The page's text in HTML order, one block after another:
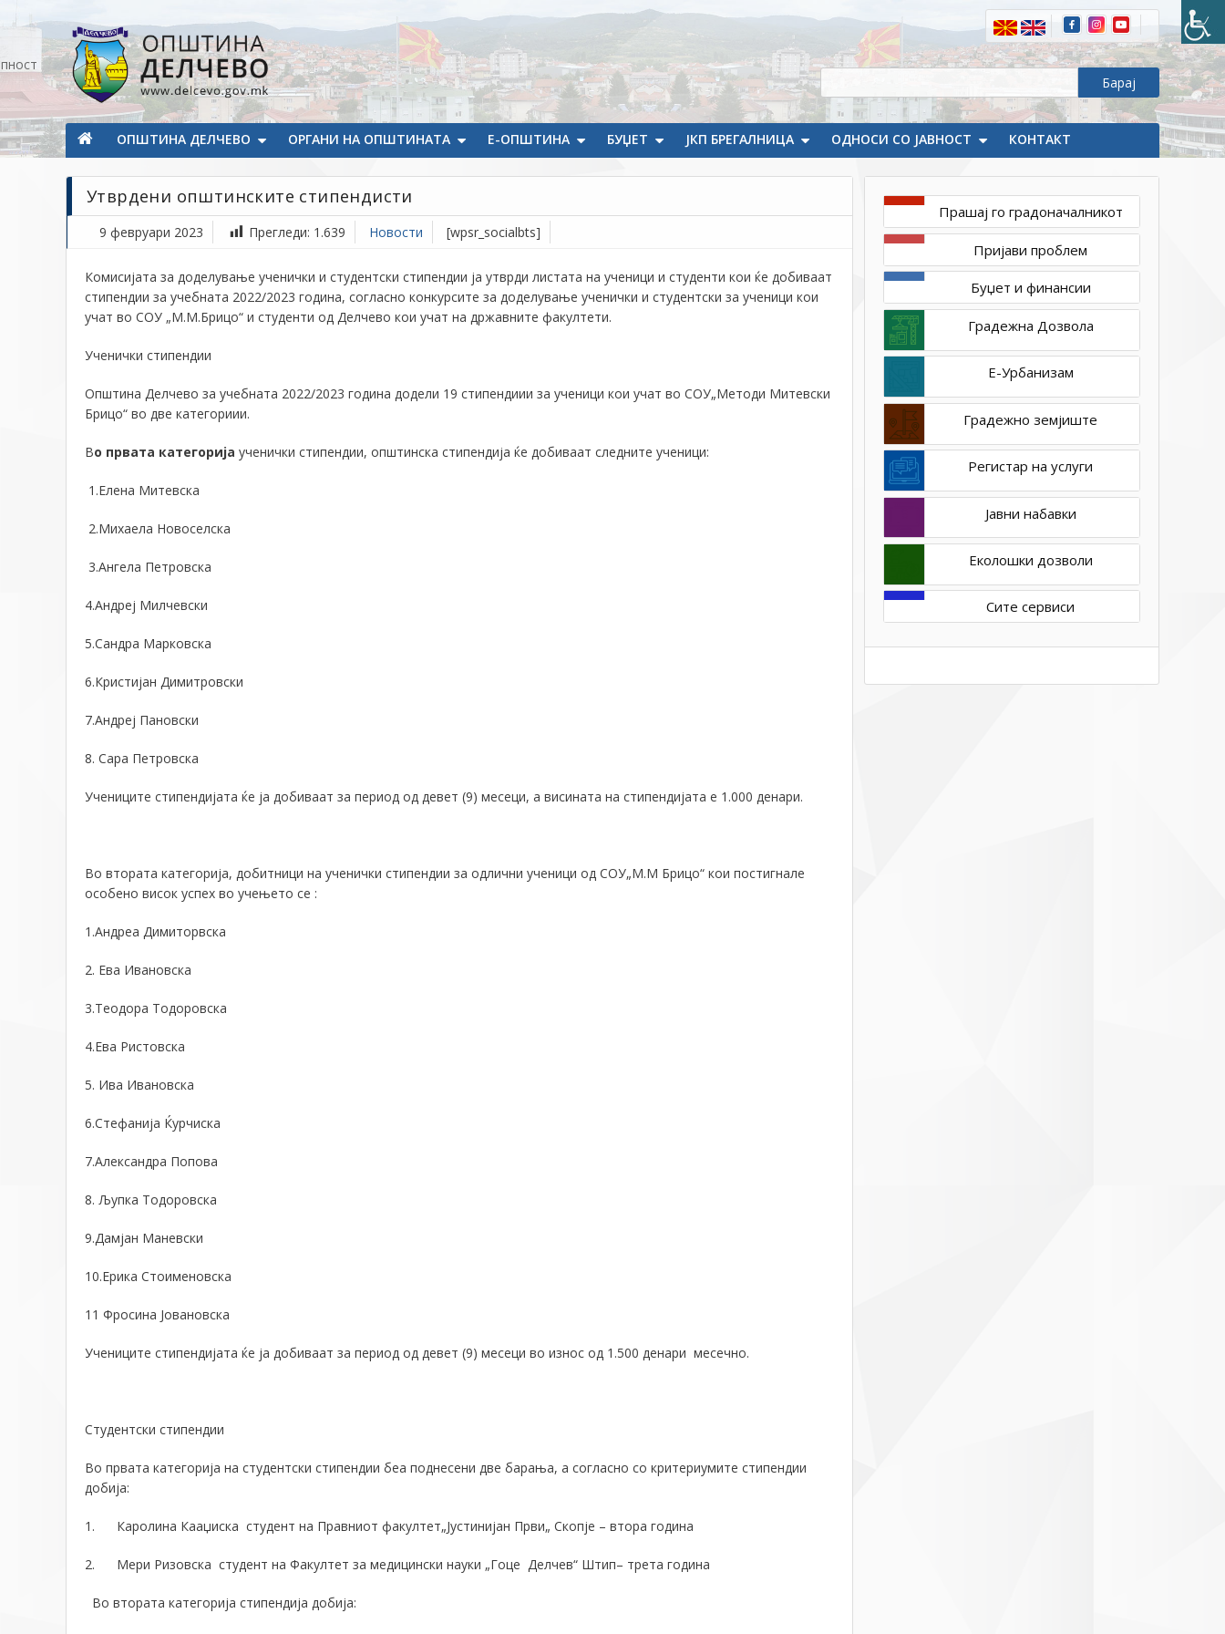
Општина Делчево
Општина Делчево
ОПШТИНА ДЕЛЧЕВО ОРГАНИ НА ОПШТИНАТА Е-ОПШТИНА БУЏЕТ ЈКП БРЕГАЛНИЦА ОДНОСИ СО ЈАВНОСТ КОНТАКТ
Утврдени општинските стипендисти
9 февруари 2023 Прегледи: 1.639 Новости [wpsr_socialbts]
Новости
февруари
2023
1ТП1
Утврдени
општинските
стипендисти
Комисијата за доделување ученички и студентски стипендии ја утврди листата на ученици и студенти кои ќе добиваат
стипендии за учебната 2022/2023 година, согласно конкурсите за доделување ученички и студентски за ученици кои
учат во СОУ „М.М.Брицо“ и студенти од Делчево кои учат на државните факултети.
Ученички стипендии
Општина Делчево за учебната 2022/2023 година додели 19 стипендиии за ученици кои учат во СОУ„Методи Митевски
Брицо“ во две категориии.
Во првата категорија ученички стипендии, општинска стипендија ќе добиваат следните ученици:
1.Елена Митевска
2.Михаела Новоселска
3.Ангела Петровска
4.Андреј Милчевски
5.Сандра Марковска
6.Кристијан Димитровски
7.Андреј Пановски
8. Сара Петровска
Учениците стипендијата ќе ја добиваат за период од девет (9) месеци, а висината на стипендијата е 1 .000 денари.
Во втората категорија, добитници на ученички стипендии за одлични ученици од СОУ„М.М Брицо“ кои постигнале
особено висок успех во учењето се :
1.Андреа Димиторвска
2. Ева Ивановска
3.Теодора Тодоровска
4.Ева Ристовска
5. Ива Ивановска
6.Стефанија Ќурчиска
7.Александра Попова
8. Љупка Тодоровска
9.Дамјан Маневски
10.Ерика Стоименовска
11 Фросина Јовановска
Учениците стипендијата ќе ја добиваат за период од девет (9) месеци во износ од 1 .500 денари месечно.
Студентски стипендии
Во првата категорија на студентски стипендии беа поднесени две барања, а согласно со критериумите стипендии
добија:
1. Каролина Кааџиска студент на Правниот факултет„Јустинијан Први„ Скопје – втора година
2. Мери Ризовска студент на Факултет за медицински науки „Гоце Делчев“ Штип– трета година
Во втората категорија стипендија добија:
Прашај го градоначалникот
Пријави проблем
Буџет и финансии
Градежна Дозвола
Е-Урбанизам
Градежно земјиште
Регистар на услуги
Јавни набавки
Еколошки дозволи
Сите сервиси